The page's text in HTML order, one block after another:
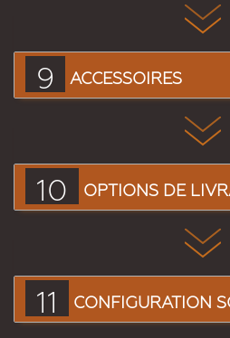
9 ACCESSOIRES
10 OPTIONS DE
11 CONFIGURATION